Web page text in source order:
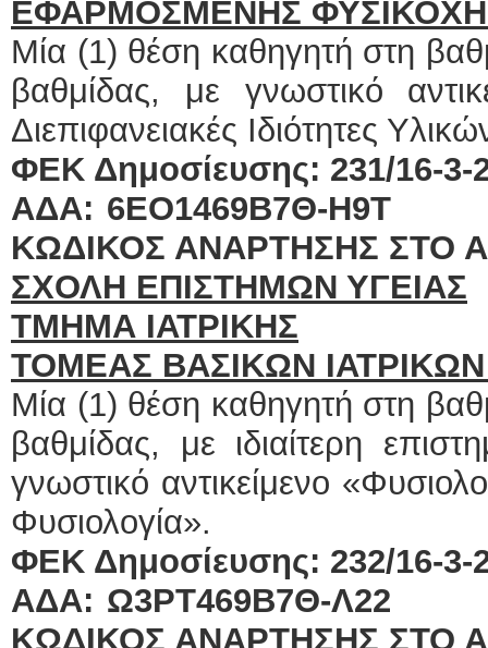
ΕΦΑΡΜΟΣΜΕΝΗΣ
Μία (1) θέση καθηγητή στη
βαθμίδας, με γνωστικό
Διεπιφανειακές Ιδιότητες
ΦΕΚ Δημοσίευσης: 231/16-3-
ΑΔΑ:
ΚΩΔΙΚΟΣ ΑΝΑΡΤΗΣΗΣ ΣΤΟ
ΣΧΟΛΗ ΕΠΙΣΤΗΜΩΝ ΥΓΕΙΑΣ
ΤΜΗΜΑ ΙΑΤΡΙΚΗΣ
ΤΟΜΕΑΣ ΒΑΣΙΚΩΝ ΙΑΤΡΙΚΩΝ
Μία (1) θέση καθηγητή στη
βαθμίδας, με ιδιαίτερη
γνωστικό αντικείμενο
Φυσιολογία».
ΦΕΚ Δημοσίευσης: 232/16-3-
ΑΔΑ:
ΚΩΔΙΚΟΣ ΑΝΑΡΤΗΣΗΣ ΣΤΟ